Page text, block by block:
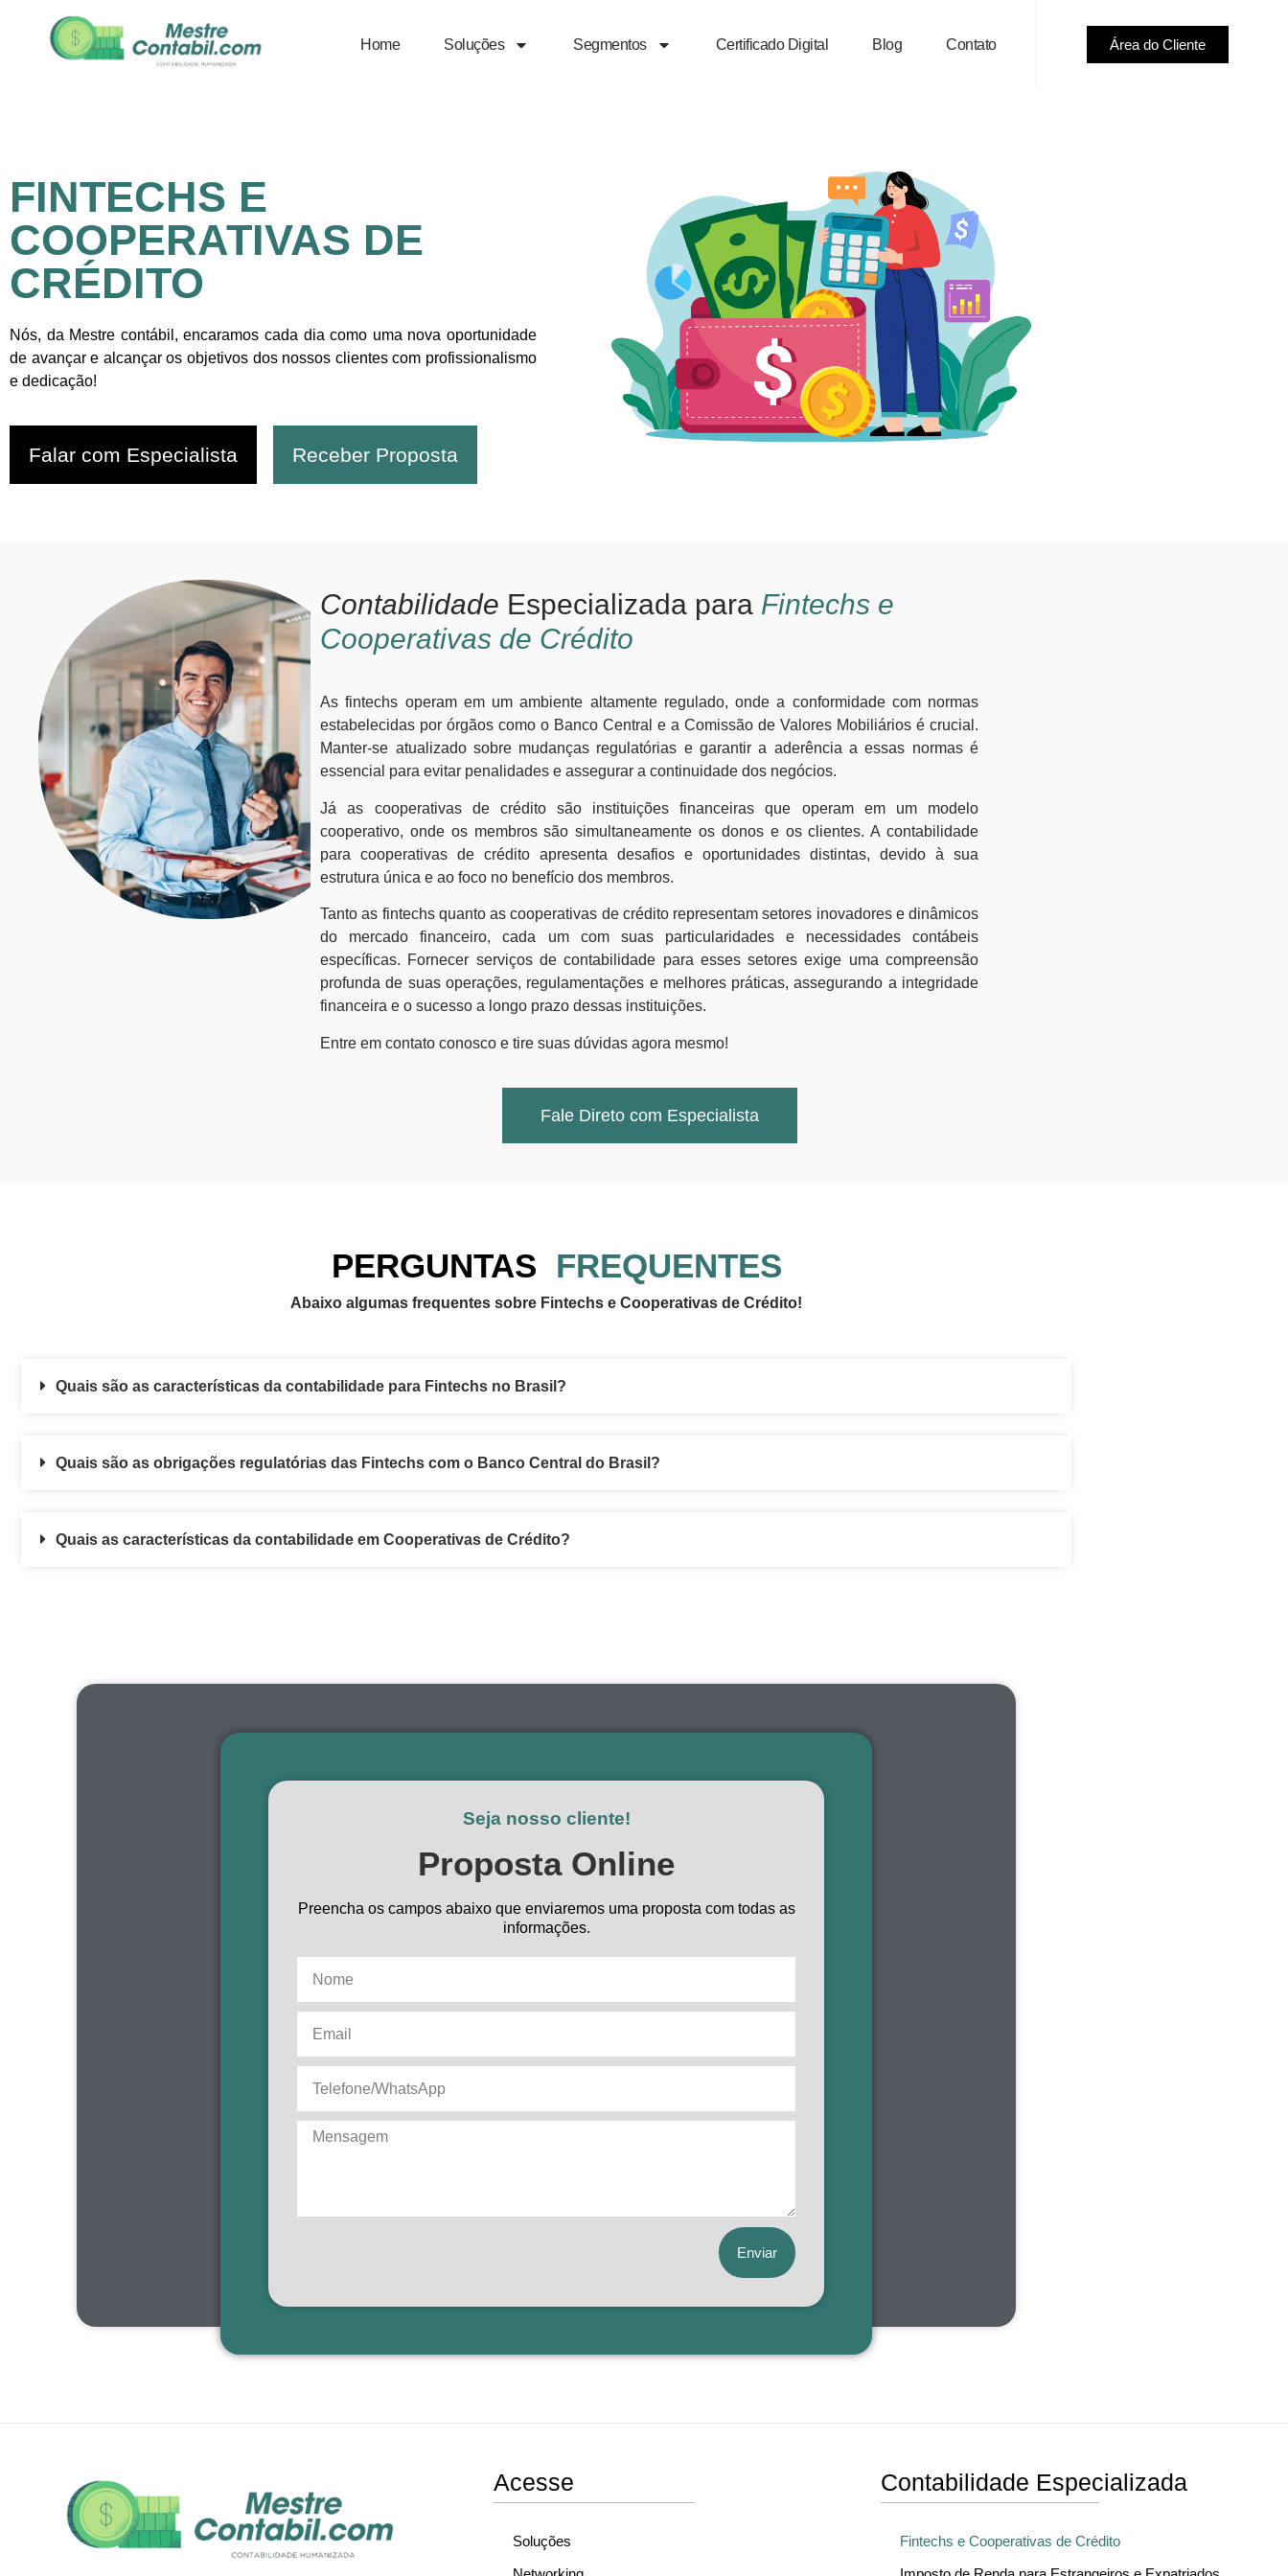
Home Soluções Segmentos Certificado Digital Blog Contato Área do Cliente
FINTECHS E
COOPERATIVAS DE
CRÉDITO
Nós, da Mestre contábil, encaramos cada dia como uma nova oportunidade
de avançar e alcançar os objetivos dos nossos clientes com profissionalismo
e dedicação!
Falar com Especialista Receber Proposta
Contabilidade Especializada para Fintechs e
Cooperativas de Crédito
As fintechs operam em um ambiente altamente regulado, onde a conformidade com normas
estabelecidas por órgãos como o Banco Central e a Comissão de Valores Mobiliários é crucial.
Manter-se atualizado sobre mudanças regulatórias e garantir a aderência a essas normas é
essencial para evitar penalidades e assegurar a continuidade dos negócios.
Já as cooperativas de crédito são instituições financeiras que operam em um modelo
cooperativo, onde os membros são simultaneamente os donos e os clientes. A contabilidade
para cooperativas de crédito apresenta desafios e oportunidades distintas, devido à sua
estrutura única e ao foco no benefício dos membros.
Tanto as fintechs quanto as cooperativas de crédito representam setores inovadores e dinâmicos
do mercado financeiro, cada um com suas particularidades e necessidades contábeis
específicas. Fornecer serviços de contabilidade para esses setores exige uma compreensão
profunda de suas operações, regulamentações e melhores práticas, assegurando a integridade
financeira e o sucesso a longo prazo dessas instituições.
Entre em contato conosco e tire suas dúvidas agora mesmo!
Fale Direto com Especialista
PERGUNTAS FREQUENTES
Abaixo algumas frequentes sobre Fintechs e Cooperativas de Crédito!
Quais são as características da contabilidade para Fintechs no Brasil?
Quais são as obrigações regulatórias das Fintechs com o Banco Central do Brasil?
Quais as características da contabilidade em Cooperativas de Crédito?
Seja nosso cliente!
Proposta Online
Preencha os campos abaixo que enviaremos uma proposta com todas as
informações.
Enviar
Acesse
Soluções
Contabilidade Especializada
Fintechs e Cooperativas de Crédito